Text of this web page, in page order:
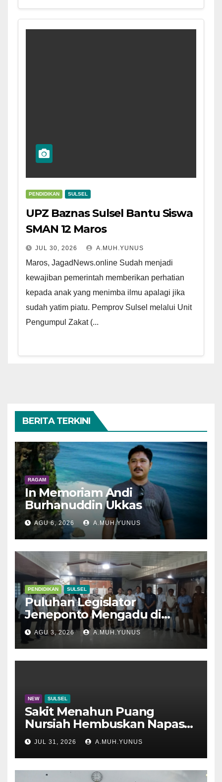
PENDIDIKAN SULSEL
UPZ Baznas Sulsel Bantu Siswa
SMAN 12 Maros
JUL 30, 2026 A.MUH.YUNUS
Maros, JagadNews.online Sudah menjadi
kewajiban pemerintah memberikan perhatian
kepada anak yang menimba ilmu apalagi jika
sudah yatim piatu. Pemprov Sulsel melalui Unit
Pengumpul Zakat (...
BERITA TERKINI
RAGAM
In Memoriam Andi
Burhanuddin Ukkas
AGU 6, 2026 A.MUH.YUNUS
PENDIDIKAN SULSEL
Puluhan Legislator
Jeneponto Mengadu di
Disdik Sulsel
AGU 3, 2026 A.MUH.YUNUS
NEW SULSEL
Sakit Menahun Puang
Nursiah Hembuskan Napas
Terakhir
JUL 31, 2026 A.MUH.YUNUS